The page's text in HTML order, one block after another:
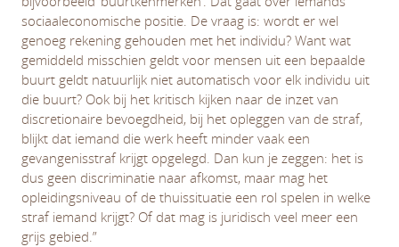
sociaaleconomische positie. De vraag is: wordt er wel
genoeg rekening gehouden met het individu? Want wat
gemiddeld misschien geldt voor mensen uit een bepaalde
buurt geldt natuurlijk niet automatisch voor elk individu uit
die buurt? Ook bij het kritisch kijken naar de inzet van
discretionaire bevoegdheid, bij het opleggen van de straf,
blijkt dat iemand die werk heeft minder vaak een
gevangenisstraf krijgt opgelegd. Dan kun je zeggen: het is
dus geen discriminatie naar afkomst, maar mag het
opleidingsniveau of de thuissituatie een rol spelen in welke
straf iemand krijgt? Of dat mag is juridisch veel meer een
grijs gebied.”